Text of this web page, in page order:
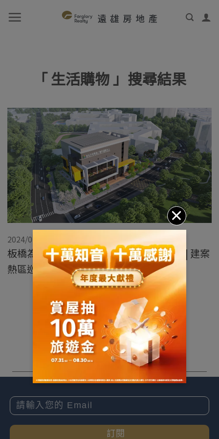
「 生活購物 」搜尋結果
2024/07/18
板橋為交通便捷、生活機能佳的新北都心 | 建案
熱區巡禮
展開
訂閱